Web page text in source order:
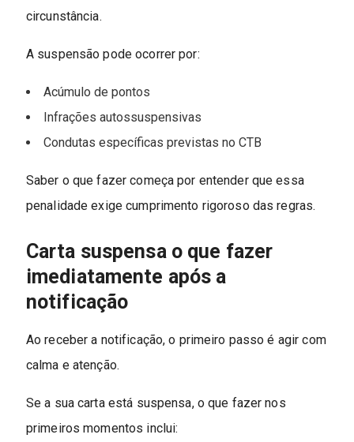
circunstância.
A suspensão pode ocorrer por:
Acúmulo de pontos
Infrações autossuspensivas
Condutas específicas previstas no CTB
Saber o que fazer começa por entender que essa
penalidade exige cumprimento rigoroso das regras.
Carta suspensa o que fazer
imediatamente após a
notificação
Ao receber a notificação, o primeiro passo é agir com
calma e atenção.
Se a sua carta está suspensa, o que fazer nos
primeiros momentos inclui: